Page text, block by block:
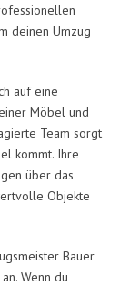
deinen Umzug
auf eine
Möbel und
Team sorgt
kommt. Ihre
über das
Objekte
Bauer
Wenn du